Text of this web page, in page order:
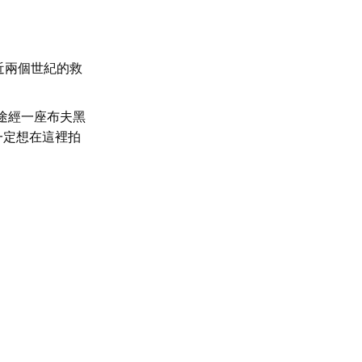
個世紀的救
經一座布夫黑
想在這裡拍